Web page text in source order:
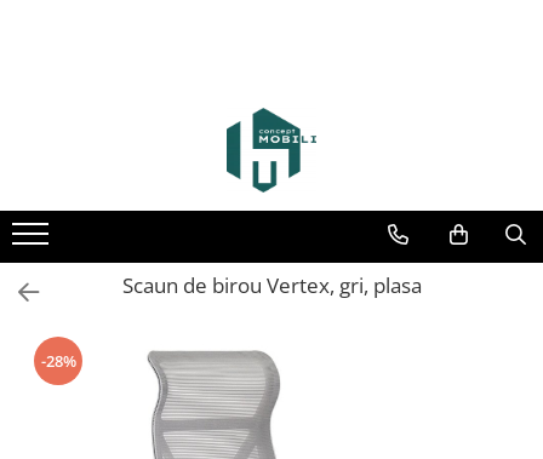
Scaun de birou Vertex, gri, plasa
-28%